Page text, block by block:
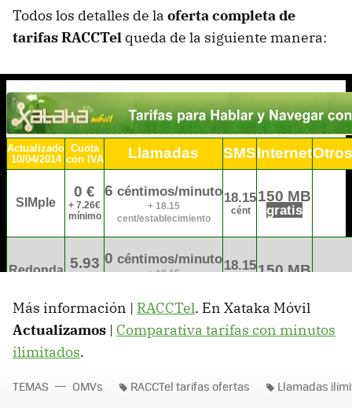
Todos los detalles de la oferta completa de
tarifas RACCTel queda de la siguiente manera:
Más información | RACCTel. En Xataka Móvil
Actualizamos | Comparativa tarifas con minutos
ilimitados.
TEMAS OMVs RACCTel tarifas ofertas Llamadas